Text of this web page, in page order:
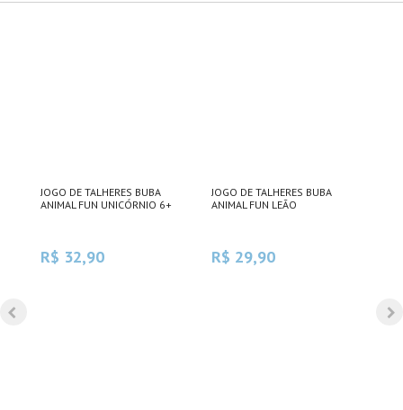
JOGO DE TALHERES BUBA
ANIMAL FUN UNICÓRNIO 6+
R$ 32,90
JOGO DE TALHERES BUBA
ANIMAL FUN LEÃO
R$ 29,90